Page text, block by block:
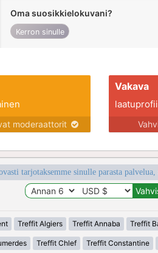
Oma suosikkielokuvani?
Kerron sinulle
moderaattorit
Vakava
tarjotaksemme sinulle parasta
Treffit Algiers Treffit Annaba Treffit
Treffit Chlef Treffit Constantine